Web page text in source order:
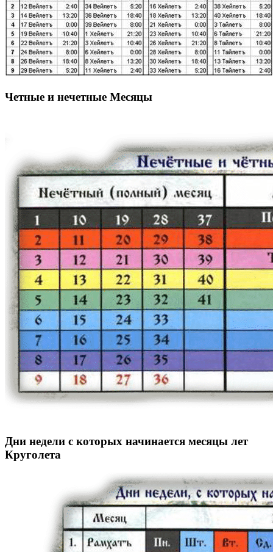
Четные и нечетные Месяцы
Дни недели с которых начинается месяцы лет
Круголета